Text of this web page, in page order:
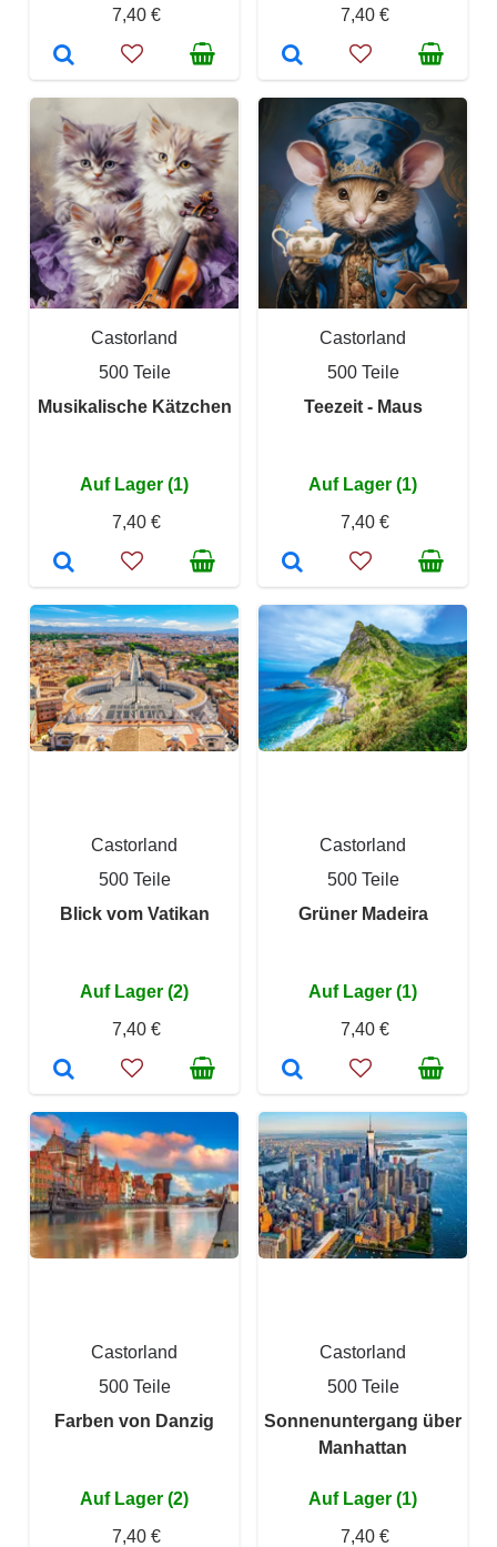
7,40 € 7,40 €
Castorland
500 Teile
Musikalische Kätzchen
Auf Lager (1)
7,40 €
Castorland
500 Teile
Teezeit - Maus
Auf Lager (1)
7,40 €
Castorland
500 Teile
Blick vom Vatikan
Auf Lager (2)
7,40 €
Castorland
500 Teile
Grüner Madeira
Auf Lager (1)
7,40 €
Castorland
500 Teile
Farben von Danzig
Auf Lager (2)
7,40 €
Castorland
500 Teile
Sonnenuntergang über
Manhattan
Auf Lager (1)
7,40 €